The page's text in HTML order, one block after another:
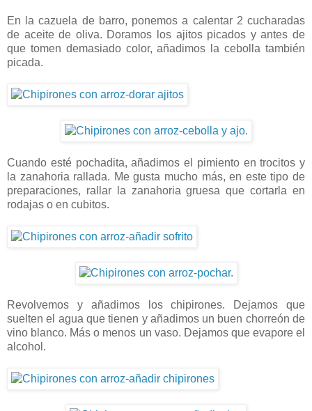
En la cazuela de barro, ponemos a calentar 2 cucharadas
de aceite de oliva. Doramos los ajitos picados y antes de
que tomen demasiado color, añadimos la cebolla también
picada.
Cuando esté pochadita, añadimos el pimiento en trocitos y
la zanahoria rallada. Me gusta mucho más, en este tipo de
preparaciones, rallar la zanahoria gruesa que cortarla en
rodajas o en cubitos.
Revolvemos y añadimos los chipirones. Dejamos que
suelten el agua que tienen y añadimos un buen chorreón de
vino blanco. Más o menos un vaso. Dejamos que evapore el
alcohol.